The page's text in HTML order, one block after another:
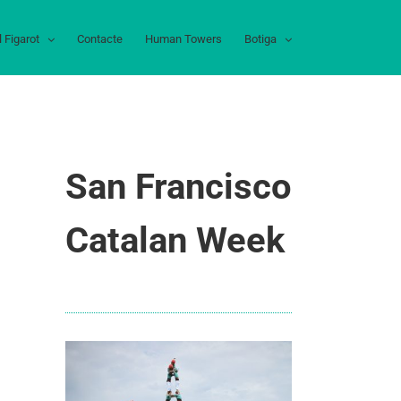
Figarot Contacte Human Towers Botiga
San Francisco
Catalan Week